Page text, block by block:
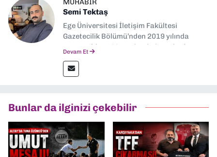
Semi Tektaş
Ege Üniversitesi İletişim Fakültesi
Gazetecilik Bölümü’nden 2019 yılında
mezun oldum. Mezuniyetimin ardından
Gazetesi gibi yayınlarda görev alarak
gazetecilik kariyerime başladım. Şubat
muhabirliği yapıyorum.
Devam Et
Bunlar da ilginizi çekebilir